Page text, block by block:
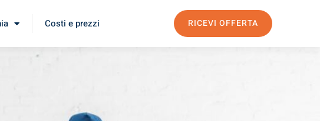
Costi e prezzi RICEVI OFFERTA